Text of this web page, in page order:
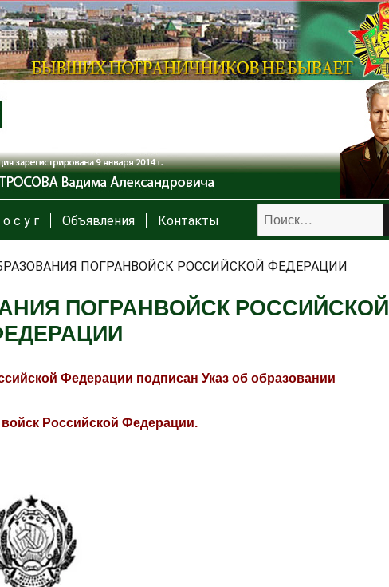
Искать:
с у г Объявления Контакты
ПОГРАНВОЙСК РОССИЙСКОЙ ФЕДЕРАЦИИ
ПОГРАНВОЙСК РОССИЙСКОЙ
Федерации подписан Указ об образовании
Российской Федерации.